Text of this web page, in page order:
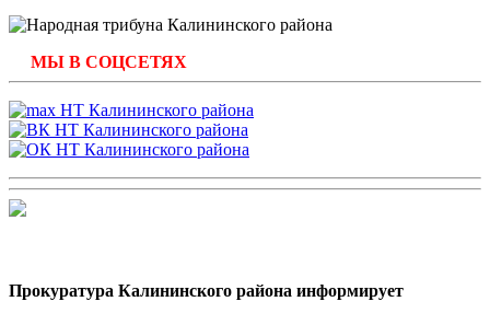
МЫ В СОЦСЕТЯХ
Прокуратура Калининского района информирует